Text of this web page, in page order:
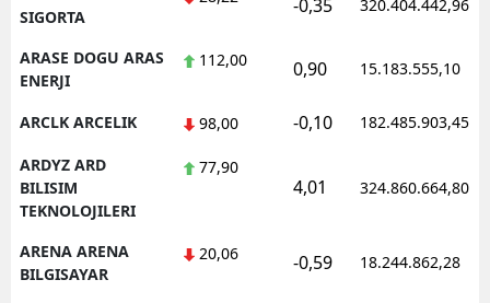
SIGORTA
-0,35 320.404.442,96
ARASE DOGU ARAS
ENERJI
112,00 0,90 15.183.555,10
ARCLK ARCELIK 98,00 -0,10 182.485.903,45
ARDYZ ARD
BILISIM
TEKNOLOJILERI
77,90
4,01 324.860.664,80
ARENA ARENA
BILGISAYAR
20,06 -0,59 18.244.862,28